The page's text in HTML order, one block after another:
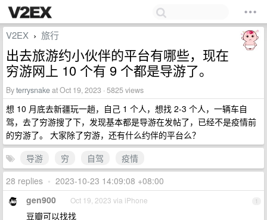
V2EX › 旅行
出去旅游约小伙伴的平台有哪些，现在
穷游网上 10 个有 9 个都是导游了。
Byterrysnakeat Oct 19, 2023 · 5825 views
想 10 月底去新疆玩一趟，自己 1 个人，想找 2-3 个人，一辆车自
驾，去了穷游搜了下，发现基本都是导游在发帖了，已经不是疫情前
的穷游了。 大家除了穷游，还有什么约伴的平台么？
导游
穷 自驾
疫情
28 replies • 2023-10-23 14:09:08 +08:00
1
gen900 Oct 19, 2023 via iPhone
豆瓣可以找找